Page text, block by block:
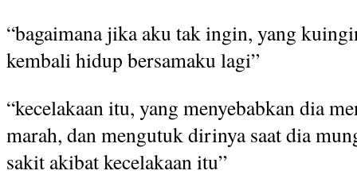
“bagaimana jika aku tak ingin, yang
kembali hidup bersamaku lagi”
“kecelakaan itu, yang menyebabkan dia
marah, dan mengutuk dirinya saat dia
sakit akibat kecelakaan itu”